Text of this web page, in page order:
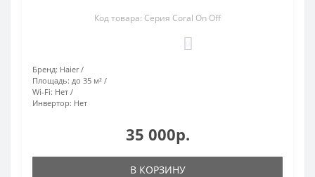
Код товара: Серия Coral On Off
Бренд: Haier
Площадь: до 35 м²
Wi-Fi: Нет
Инвертор: Нет
35 000р.
В КОРЗИНУ